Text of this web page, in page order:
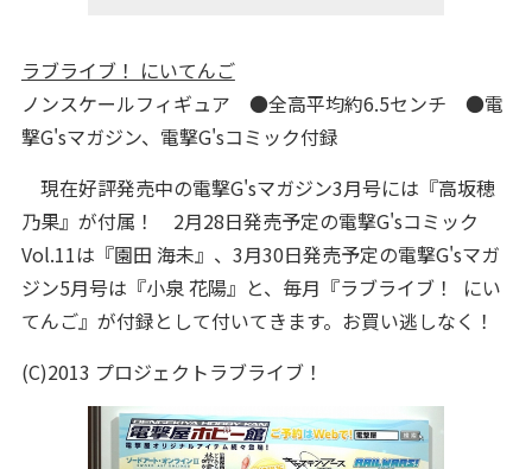
ラブライブ！ にいてんご
ノンスケールフィギュア ●全高平均約6.5センチ ●電
撃G'sマガジン、電撃G'sコミック付録
現在好評発売中の電撃G'sマガジン3月号には『高坂穂
乃果』が付属！ 2月28日発売予定の電撃G'sコミック
Vol.11は『園田 海未』、3月30日発売予定の電撃G'sマガ
ジン5月号は『小泉 花陽』と、毎月『ラブライブ！ にい
てんご』が付録として付いてきます。お買い逃しなく！
(C)2013 プロジェクトラブライブ！